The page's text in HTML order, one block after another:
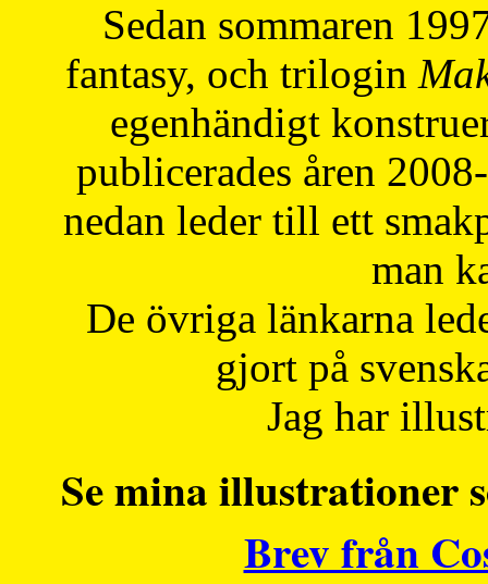
Sedan sommaren
fantasy, och trilogin
egenhändigt
publicerades åren
nedan leder till ett
man
De övriga länkarna
gjort på
Jag har
Se mina illustrationer
Brev från